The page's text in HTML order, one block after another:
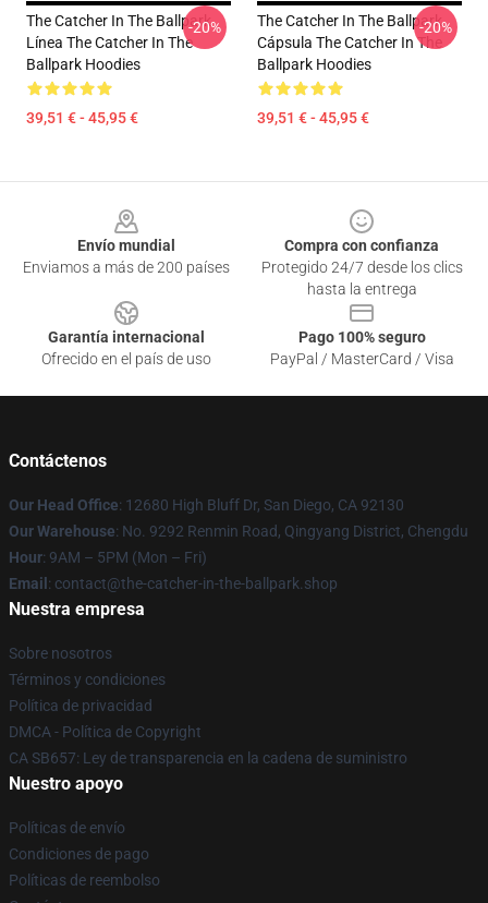
The Catcher In The Ballpark
Línea The Catcher In The
Ballpark Hoodies
39,51 € - 45,95 €
-20%
The Catcher In The Ballpark
Cápsula The Catcher In The
Ballpark Hoodies
39,51 € - 45,95 €
-20%
Envío mundial
Enviamos a más de 200 países
Compra con confianza
Protegido 24/7 desde los clics
hasta la entrega
Garantía internacional
Ofrecido en el país de uso
Pago 100% seguro
PayPal / MasterCard / Visa
Contáctenos
Our Head Office: 12680 High Bluff Dr, San Diego, CA 92130
Our Warehouse: No. 9292 Renmin Road, Qingyang District, Chengdu
Hour: 9AM – 5PM (Mon – Fri)
Email : contact@the-catcher-in-the-ballpark.shop
Nuestra empresa
Sobre nosotros
Términos y condiciones
Política de privacidad
DMCA - Política de Copyright
CA SB657: Ley de transparencia en la cadena de suministro
Nuestro apoyo
Políticas de envío
Condiciones de pago
Políticas de reembolso